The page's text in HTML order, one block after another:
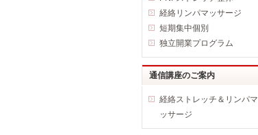
経絡リンパマッサージ
短期集中個別
独立開業プログラム
通信講座のご案内
経絡ストレッチ＆リンパマ
ッサージ